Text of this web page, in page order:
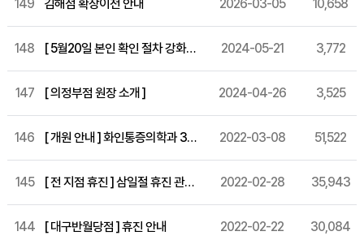
149 김해점 확장이전 안내 2026-03-05 10,658
148 [ 5월20일 본인 확인 절차 강화 시행 ] 2024-05-21 3,772
147 [ 의정부점 원장 소개 ] 2024-04-26 3,525
146 [ 개원 안내 ] 화인통증의학과 31번째 지점, 송도점 개원! 2022-03-08 51,522
145 [ 전 지점 휴진 ] 삼일절 휴진 관련 공지 입니다. 2022-02-28 35,943
144 [ 대구반월당점 ] 휴진 안내 2022-02-22 30,084